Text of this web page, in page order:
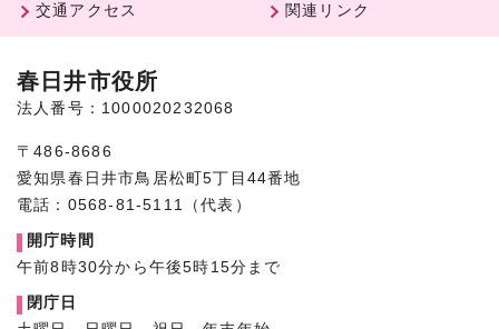
交通アクセス
関連リンク
春日井市役所
法人番号：1000020232068
〒486-8686
愛知県春日井市鳥居松町5丁目44番地
電話：0568-81-5111（代表）
開庁時間
午前8時30分から午後5時15分まで
閉庁日